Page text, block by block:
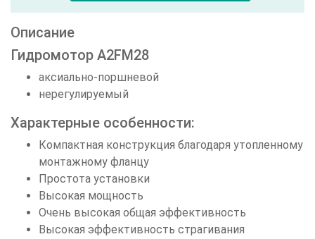
Описание
Гидромотор A2FM28
аксиально-поршневой
нерегулируемый
Характерные особенности:
Компактная конструкция благодаря утопленному
монтажному фланцу
Простота установки
Высокая мощность
Очень высокая общая эффективность
Высокая эффективность страгивания